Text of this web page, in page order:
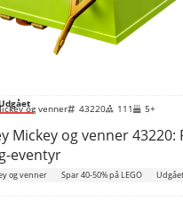
og venner 43220 111 5+
Mickey og venner 43220:
eventyr
og venner Spar 40-50% på LEGO Udgået